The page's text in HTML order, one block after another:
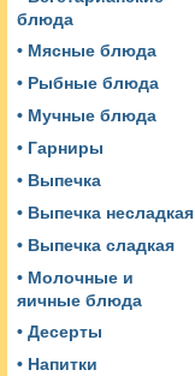
блюда
• Мясные блюда
• Рыбные блюда
• Мучные блюда
• Гарниры
• Выпечка
• Выпечка несладкая
• Выпечка сладкая
• Молочные и
яичные блюда
• Десерты
• Напитки